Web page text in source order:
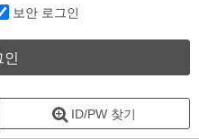
보안 로그인
ID/PW 찾기